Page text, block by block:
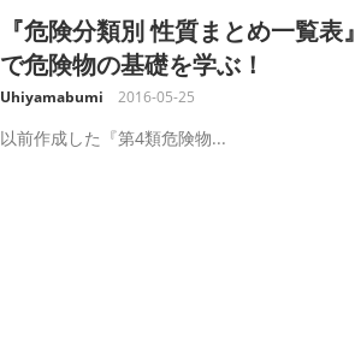
『危険分類別 性質まとめ一覧表』
で危険物の基礎を学ぶ！
Uhiyamabumi 2016-05-25
以前作成した『第4類危険物...